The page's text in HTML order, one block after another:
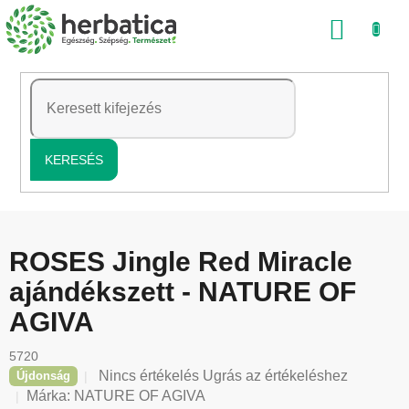
Ugrás
a
tartalomhoz
KERESÉS
ROSES Jingle Red Miracle
ajándékszett - NATURE OF
AGIVA
5720
Újdonság
A
termék
Nincs értékelés Ugrás az értékeléshez
Márka: NATURE OF AGIVA